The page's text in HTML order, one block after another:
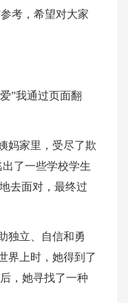
考，希望对大家
”我通过页面翻
妈家里，受尽了欺
了一些学校学生
去面对，最终过
独立、自信和勇
界上时，她得到了
，她寻找了一种